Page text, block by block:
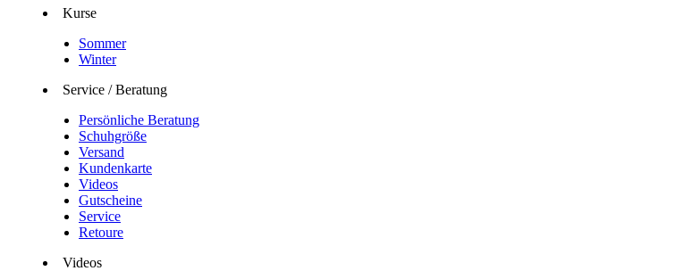
Kurse
Sommer
Winter
Service / Beratung
Persönliche Beratung
Schuhgröße
Versand
Kundenkarte
Videos
Gutscheine
Service
Retoure
Videos